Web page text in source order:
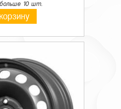
10 шт.